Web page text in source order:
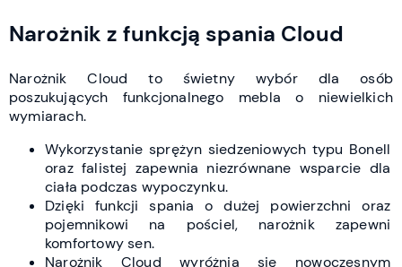
Narożnik z funkcją spania Cloud
Narożnik Cloud to świetny wybór dla osób
poszukujących funkcjonalnego mebla o niewielkich
wymiarach.
Wykorzystanie sprężyn siedzeniowych typu Bonell
oraz falistej zapewnia niezrównane wsparcie dla
ciała podczas wypoczynku.
Dzięki funkcji spania o dużej powierzchni oraz
pojemnikowi na pościel, narożnik zapewni
komfortowy sen.
Narożnik Cloud wyróżnia się nowoczesnym